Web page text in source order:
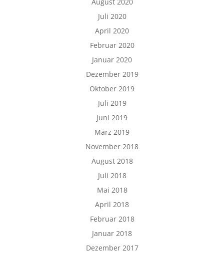
Juli 2020
April 2020
Februar 2020
Januar 2020
Dezember 2019
Oktober 2019
Juli 2019
Juni 2019
März 2019
November 2018
August 2018
Juli 2018
Mai 2018
April 2018
Februar 2018
Januar 2018
Dezember 2017